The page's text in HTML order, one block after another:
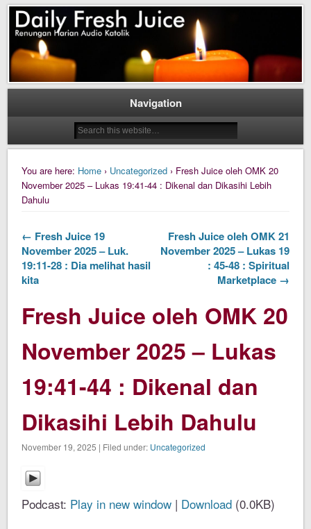
Daily Fresh Juice
Daily Fresh Juice Renungan Harian Katolik Menyejukkan dan Menyegarkan
Navigation
You are here: Home › Uncategorized › Fresh Juice oleh OMK 20
November 2025 – Lukas 19:41-44 : Dikenal dan Dikasihi Lebih
Dahulu
← Fresh Juice 19
November 2025 – Luk.
19:11-28 : Dia melihat hasil
kita
Fresh Juice oleh OMK 21
November 2025 – Lukas 19
: 45-48 : Spiritual
Marketplace →
Fresh Juice oleh OMK 20
November 2025 – Lukas
19:41-44 : Dikenal dan
Dikasihi Lebih Dahulu
November 19, 2025 | Filed under: Uncategorized
Podcast: Play in new window | Download (0.0KB)